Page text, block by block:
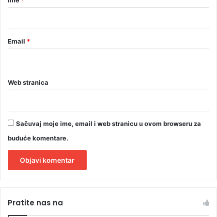
h
t
n
n
i
Email *
Web stranica
Sačuvaj moje ime, email i web stranicu u ovom browseru za
buduće komentare.
tPratite nas na